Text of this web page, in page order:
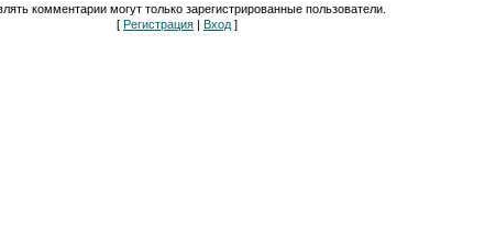
комментарии могут только зарегистрированные пользователи.
[ Регистрация | Вход ]